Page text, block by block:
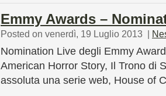
Emmy Awards –
Posted on venerdì, 19 Luglio 2013 |
Nomination Live degli Emmy
American Horror Story, Il Trono di
assoluta una serie web, House of